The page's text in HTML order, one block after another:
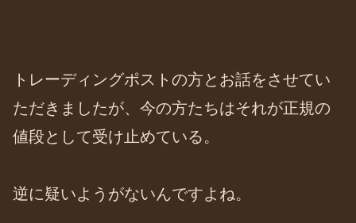
トレーディングポストの方とお話をさせてい
ただきましたが、今の方たちはそれが正規の
値段として受け止めている。
逆に疑いようがないんですよね。